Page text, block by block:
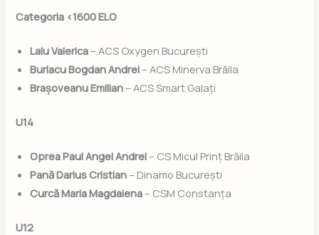
Categoria <1600 ELO
Lalu Valerica – ACS Oxygen București
Burlacu Bogdan Andrei – ACS Minerva Brăila
Brașoveanu Emilian – ACS Smart Galați
U14
Oprea Paul Angel Andrei – CS Micul Prinț Brăila
Pană Darius Cristian – Dinamo București
Curcă Maria Magdalena – CSM Constanța
U12